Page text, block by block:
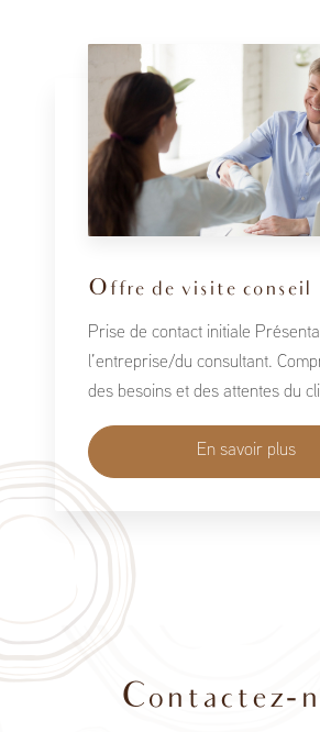
Offre de visite conseil
Prise de contact initiale
l’entreprise/du consultant.
des besoins et des attentes du
En savoir plus
Contactez-